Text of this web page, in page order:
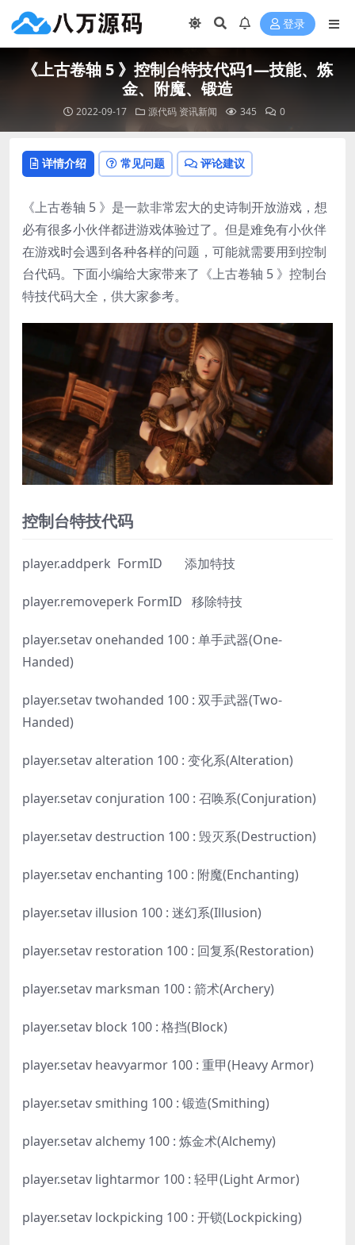
登录
《上古卷轴 5 》控制台特技代码1—技能、炼
金、附魔、锻造
2022-09-17 源代码 资讯新闻 345 0
详情介绍 常见问题 评论建议
《上古卷轴 5 》是一款非常宏大的史诗制开放游戏，想
必有很多小伙伴都进游戏体验过了。但是难免有小伙伴
在游戏时会遇到各种各样的问题，可能就需要用到控制
台代码。下面小编给大家带来了《上古卷轴 5 》控制台
特技代码大全，供大家参考。
控制台特技代码
player.addperk FormID 添加特技
player.removeperk FormID 移除特技
player.setav onehanded 100 : 单手武器(One-
Handed)
player.setav twohanded 100 : 双手武器(Two-
Handed)
player.setav alteration 100 : 变化系(Alteration)
player.setav conjuration 100 : 召唤系(Conjuration)
player.setav destruction 100 : 毁灭系(Destruction)
player.setav enchanting 100 : 附魔(Enchanting)
player.setav illusion 100 : 迷幻系(Illusion)
player.setav restoration 100 : 回复系(Restoration)
player.setav marksman 100 : 箭术(Archery)
player.setav block 100 : 格挡(Block)
player.setav heavyarmor 100 : 重甲(Heavy Armor)
player.setav smithing 100 : 锻造(Smithing)
player.setav alchemy 100 : 炼金术(Alchemy)
player.setav lightarmor 100 : 轻甲(Light Armor)
player.setav lockpicking 100 : 开锁(Lockpicking)